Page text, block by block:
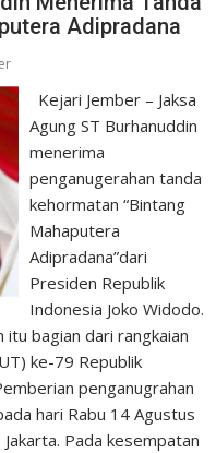
Adipradana
Kejari Jember – Jaksa
Agung ST Burhanuddin
menerima
penganugerahan tanda
kehormatan “Bintang
Mahaputera
Adipradana”dari
Presiden Republik
Indonesia Joko Widodo.
bagian dari rangkaian
ke-79 Republik
penganugrahan
hari Rabu 14 Agustus
Pada kesempatan